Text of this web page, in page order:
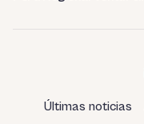
Últimas noticias